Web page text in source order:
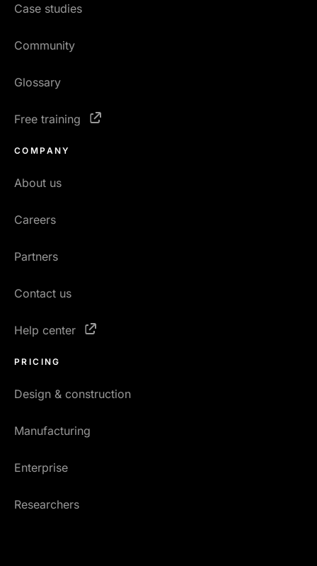
Case studies
Community
Glossary
Free training
COMPANY
About us
Careers
Partners
Contact us
Help center
PRICING
Design & construction
Manufacturing
Enterprise
Researchers